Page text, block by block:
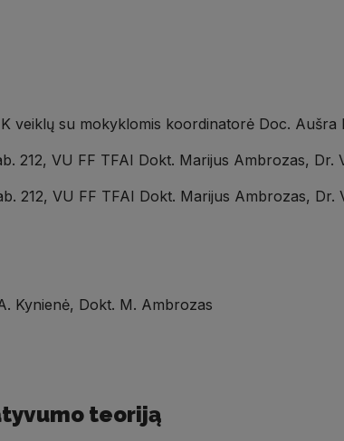
veiklų su mokyklomis koordinatorė Doc. Aušra
212, VU FF TFAI Dokt. Marijus Ambrozas, Dr.
212, VU FF TFAI Dokt. Marijus Ambrozas, Dr.
Kynienė, Dokt. M. Ambrozas
teoriją